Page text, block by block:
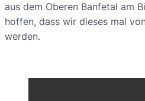
aus dem Oberen Banfetal am
hoffen, dass wir dieses mal
werden.